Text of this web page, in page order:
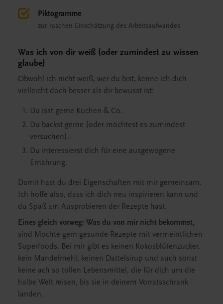
Piktogramme
zur raschen Einschätzung des Arbeitsaufwandes
Was ich von dir weiß (oder zumindest zu wissen
glaube)
Obwohl ich nicht weiß, wer du bist, kenne ich dich
vielleicht doch besser als dir bewusst ist:
Du isst gerne Kuchen & Co.
Du backst gerne (oder möchtest es zumindest
versuchen).
Du interessierst dich für eine ausgewogene
Ernährung.
Damit hast du drei Eigenschaften mit mir gemeinsam.
Ich hoffe also, dass ich dich neu inspirieren kann und
du Spaß am Ausprobieren der Rezepte hast.
Eines gleich vorweg: Was du von mir nicht bekommst,
sind Möchte-gern-gesunde-Rezepte mit vermeintlichen
Superfoods. Bei mir gibt es keinen Kokosblütenzucker,
kein Mandelmehl, keinen Dattelsirup und auch sonst
keine ach so tollen Lebensmittel, die für dich um die
halbe Welt reisen, bis sie in deinem Vorratsschrank
landen.